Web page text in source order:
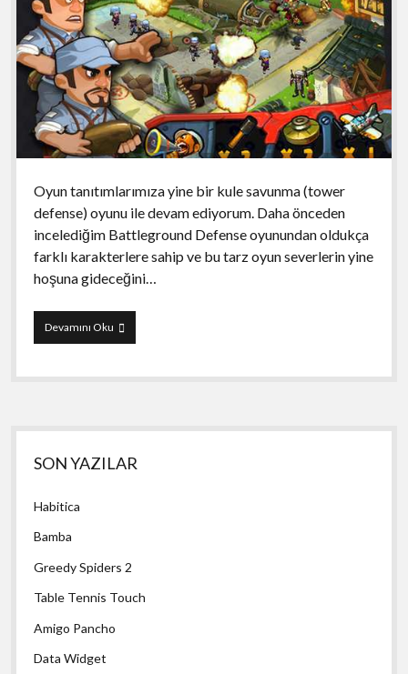
Oyun tanıtımlarımıza yine bir kule savunma (tower
defense) oyunu ile devam ediyorum. Daha önceden
incelediğim Battleground Defense oyunundan oldukça
farklı karakterlere sahip ve bu tarz oyun severlerin yine
hoşuna gideceğini…
Devamını OkuDevils
at
Gate:
Yan
Menü
SON YAZILAR
Habitica
Bamba
Greedy Spiders 2
Table Tennis Touch
Amigo Pancho
Data Widget